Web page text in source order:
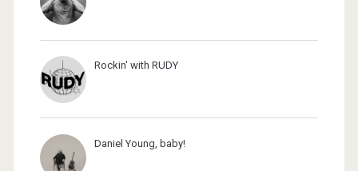
Rockin' with RUDY
Daniel Young, baby!